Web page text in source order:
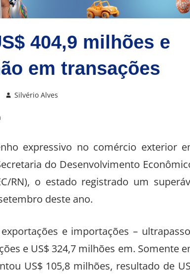
404,9 milhões e
em transações
Silvério Alves
expressivo no comércio exterior
do Desenvolvimento
RN), o estado registrado um
deste ano.
e importações –
e US$ 324,7 milhões em. Somente
US$ 105,8 milhões, resultado de